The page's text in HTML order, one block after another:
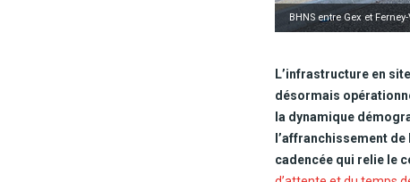
BHNS entre Gex et
L’infrastructure en
désormais
la dynamique
l’affranchissement
cadencée qui relie le